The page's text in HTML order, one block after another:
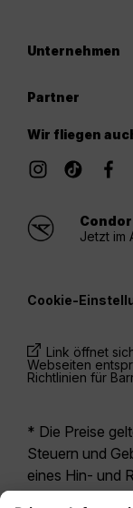
Unternehmen
Partner
Wir fliegen
Condor
Jetzt im
Cookie-
Link öffnet
Webseiten
Richtlinien für
* Die Preise
Steuern und
eines Hin- und